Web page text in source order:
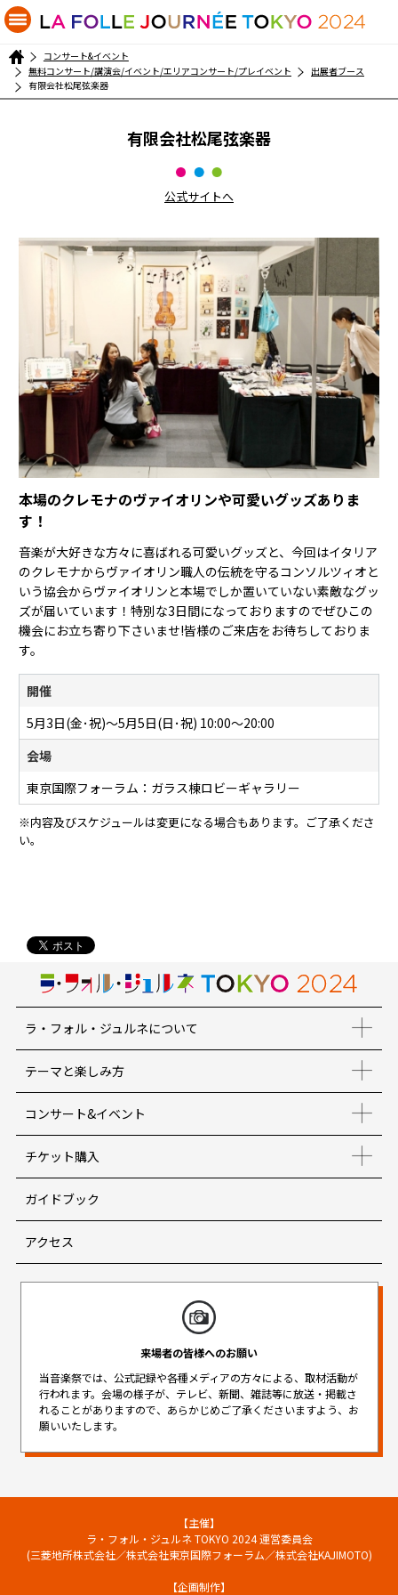
コンサート&イベント
無料コンサート/講演会/イベント/エリアコンサート/プレイベント
出展者ブース
有限会社松尾弦楽器
有限会社松尾弦楽器
公式サイトへ
本場のクレモナのヴァイオリンや可愛いグッズありま
す！
音楽が大好きな方々に喜ばれる可愛いグッズと、今回はイタリア
のクレモナからヴァイオリン職人の伝統を守るコンソルツィオと
いう協会からヴァイオリンと本場でしか置いていない素敵なグッ
ズが届いています！特別な3日間になっておりますのでぜひこの
機会にお立ち寄り下さいませ!皆様のご来店をお待ちしておりま
す。
開催
5月3日(金･祝)〜5月5日(日･祝) 10:00〜20:00
会場
東京国際フォーラム：ガラス棟ロビーギャラリー
※内容及びスケジュールは変更になる場合もあります。ご了承くださ
い。
ラ・フォル・ジュルネについて
テーマと楽しみ方
コンサート&イベント
チケット購入
ガイドブック
アクセス
来場者の皆様へのお願い
当音楽祭では、公式記録や各種メディアの方々による、取材活動が
行われます。 会場の様子が、テレビ、新聞、雑誌等に放送・掲載さ
れることがありますので、 あらかじめご了承くださいますよう、お
願いいたします。
【主催】
ラ・フォル・ジュルネ TOKYO 2024 運営委員会
(三菱地所株式会社／株式会社東京国際フォーラム／株式会社KAJIMOTO)
【企画制作】